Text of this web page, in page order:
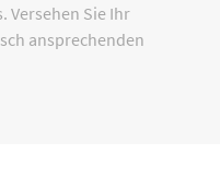
Versehen Sie Ihr
ansprechenden